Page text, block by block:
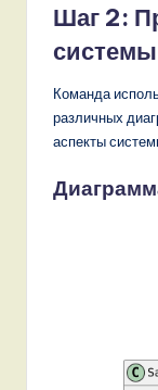
Шаг 2:
системы
Команда
различных
аспекты